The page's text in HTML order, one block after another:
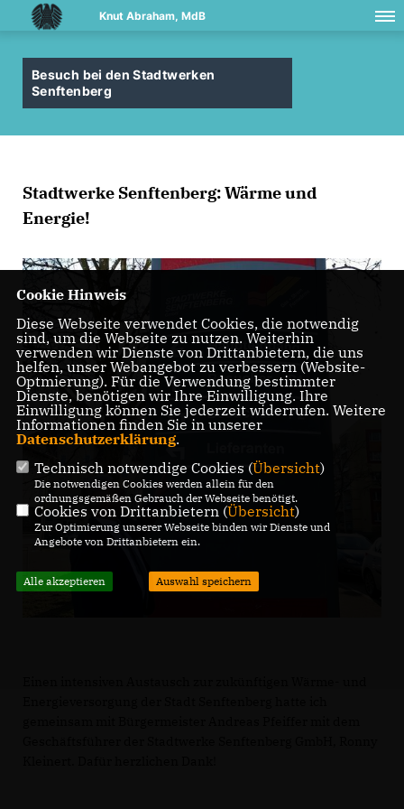
Knut Abraham, MdB
Besuch bei den Stadtwerken
Senftenberg
Stadtwerke Senftenberg: Wärme und
Energie!
Cookie Hinweis
Diese Webseite verwendet Cookies, die notwendig
sind, um die Webseite zu nutzen. Weiterhin
verwenden wir Dienste von Drittanbietern, die uns
helfen, unser Webangebot zu verbessern (Website-
Optmierung). Für die Verwendung bestimmter
Dienste, benötigen wir Ihre Einwilligung. Ihre
Einwilligung können Sie jederzeit widerrufen. Weitere
Informationen finden Sie in unserer
Datenschutzerklärung.
Technisch notwendige Cookies (Übersicht)
Die notwendigen Cookies werden allein für den
ordnungsgemäßen Gebrauch der Webseite benötigt.
Cookies von Drittanbietern (Übersicht)
Zur Optimierung unserer Webseite binden wir Dienste und
Angebote von Drittanbietern ein.
Alle akzeptieren Auswahl speichern